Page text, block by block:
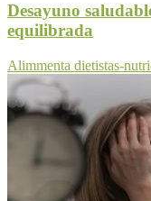
Desayuno
equilibrada
Alimmenta dietistas-